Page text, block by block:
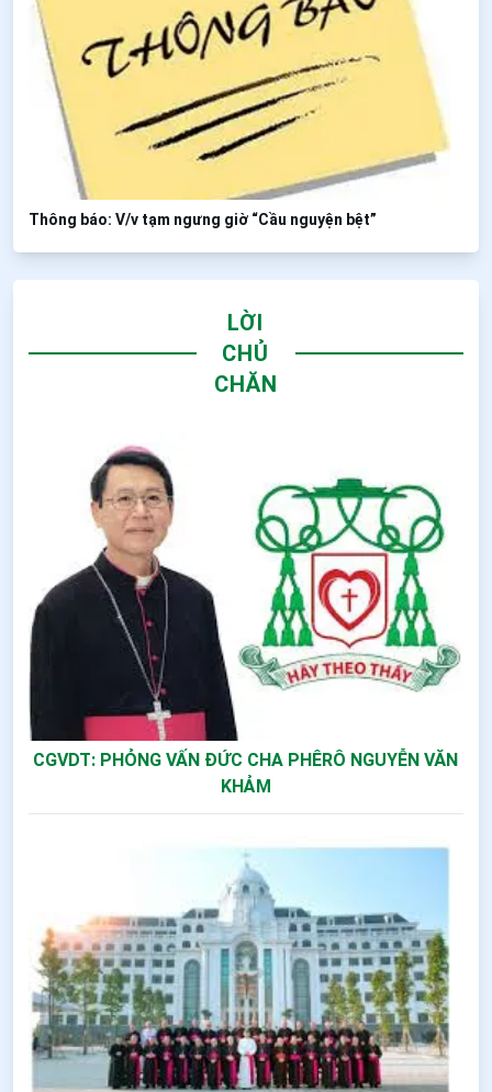
Thông báo: V/v tạm ngưng giờ “Cầu nguyện bệt”
LỜI
CHỦ
CHĂN
CGVDT: PHỎNG VẤN ĐỨC CHA PHÊRÔ NGUYỄN VĂN
KHẢM